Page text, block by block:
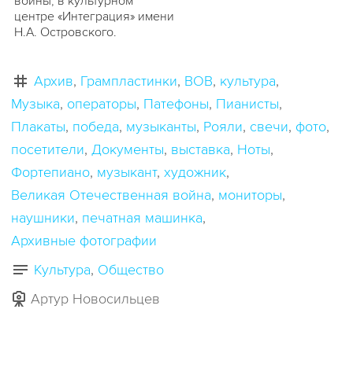
центре «Интеграция» имени
Н.А. Островского.
Архив Грампластинки ВОВ культура
Музыка операторы Патефоны Пианисты
Плакаты победа музыканты Рояли свечи фото
посетители Документы выставка Ноты
Фортепиано музыкант художник
Великая Отечественная война мониторы
наушники печатная машинка
Архивные фотографии
Культура Общество
Артур Новосильцев